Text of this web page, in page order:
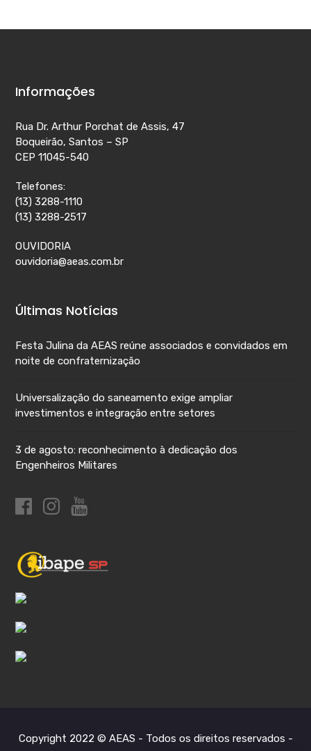
Informações
Rua Dr. Arthur Porchat de Assis, 47
Boqueirão, Santos – SP
CEP 11045-540
Telefones:
(13) 3288-1110
(13) 3288-2517
OUVIDORIA
ouvidoria@aeas.com.br
Últimas Notícias
Festa Julina da AEAS reúne associados e convidados em
noite de confraternização
Universalização do saneamento exige ampliar
investimentos e integração entre setores
3 de agosto: reconhecimento à dedicação dos
Engenheiros Militares
Copyright 2022 © AEAS - Todos os direitos reservados -